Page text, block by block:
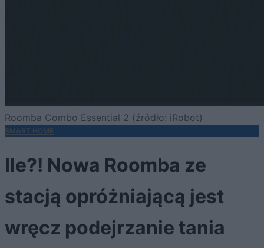
Roomba Combo Essential 2 (źródło: iRobot)
SMART HOME
Ile?! Nowa Roomba ze
stacją opróżniającą jest
wręcz podejrzanie tania